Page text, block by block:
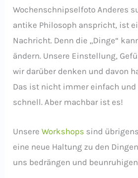
Wochenschnipselfoto Anderes
antike Philosoph anspricht, ist
Nachricht. Denn die „Dinge“
ändern. Unsere Einstellung,
wir darüber denken und davon
Das ist nicht immer einfach
schnell. Aber machbar ist es!
UnsereWorkshops sind
eine neue Haltung zu den
uns bedrängen und